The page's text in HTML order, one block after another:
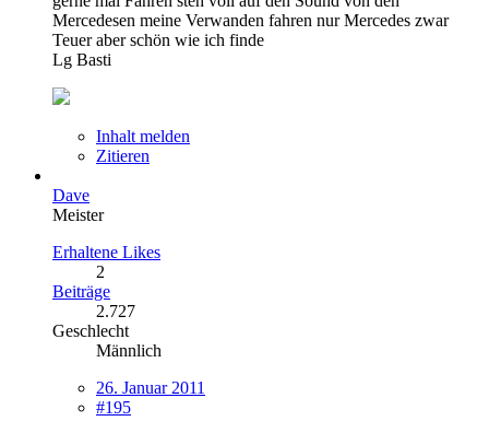
Mercedesen meine Verwanden fahren nur Mercedes zwar
Teuer aber schön wie ich finde
Lg Basti
Inhalt melden
Zitieren
Dave
Meister
Erhaltene Likes
2
Beiträge
2.727
Geschlecht
Männlich
26. Januar 2011
#195